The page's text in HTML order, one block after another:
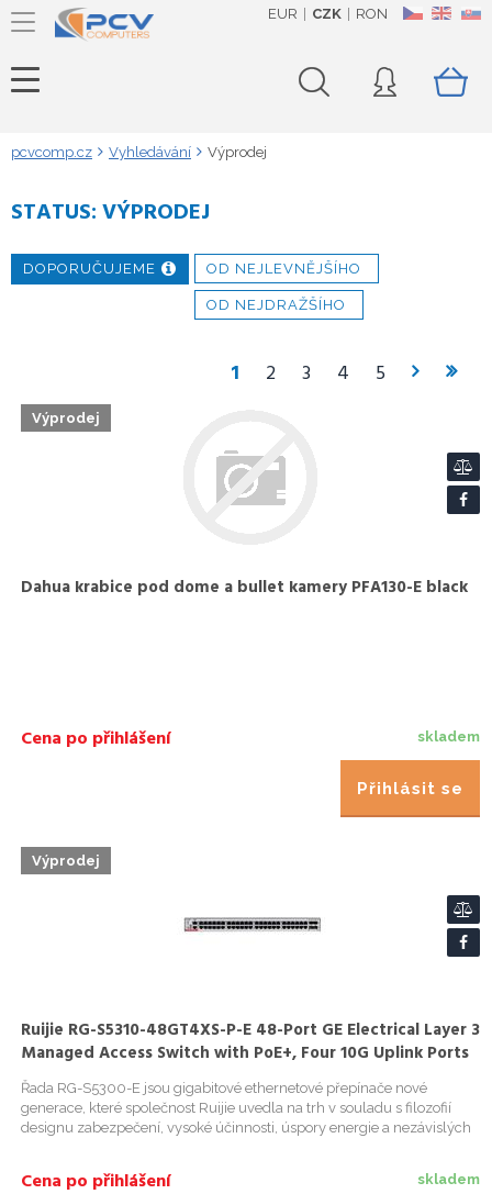
CZ EN SK
EUR CZK RON
pcvcomp.cz Vyhledávání Výprodej
STATUS:VÝPRODEJ
DOPORUČUJEME OD NEJLEVNĚJŠÍHO
OD NEJDRAŽŠÍHO
1 2 3 4 5
Dahua krabice pod dome a bullet kamery PFA130-E black
skladem
Cena po přihlášení
Přihlásit se
Výprodej
Ruijie RG-S5310-48GT4XS-P-E 48-Port GE Electrical Layer 3
Managed Access Switch with PoE+, Four 10G Uplink Ports
Řada RG-S5300-E jsou gigabitové ethernetové přepínače nové
generace, které společnost Ruijie uvedla na trh v souladu s filozofií
designu zabezpečení, vysoké účinnosti, úspory energie a nezávislých
skladem
Cena po přihlášení
Výprodej